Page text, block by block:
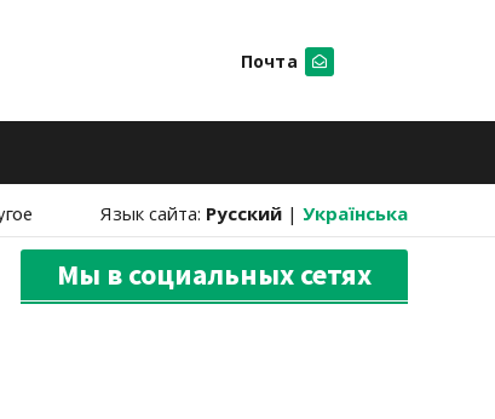
Почта
Язык сайта: Русский | Українська
Мы в социальных сетях